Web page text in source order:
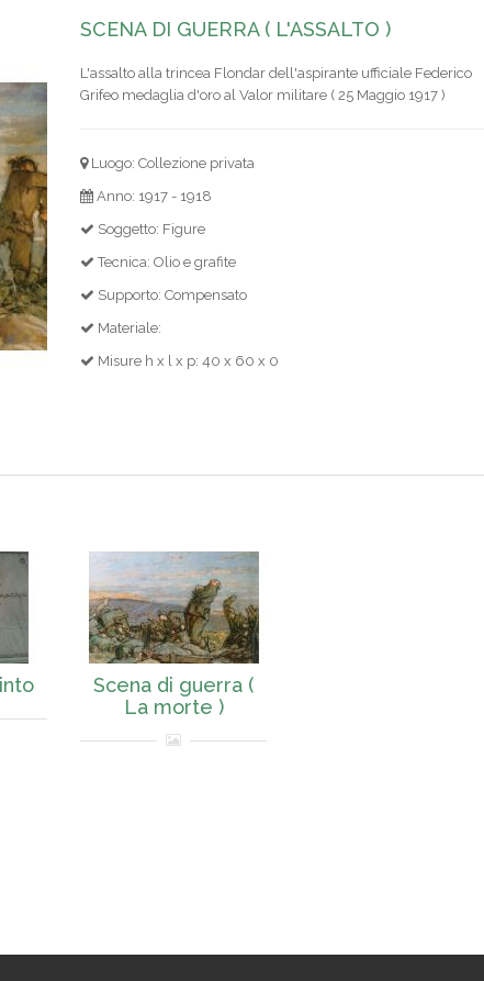
SCENA DI GUERRA ( L'ASSALTO )
L'assalto alla trincea Flondar dell'aspirante ufficiale Federico
Grifeo medaglia d'oro al Valor militare ( 25 Maggio 1917 )
Luogo: Collezione privata
Anno: 1917 - 1918
Soggetto: Figure
Tecnica: Olio e grafite
Supporto: Compensato
Materiale:
Misure h x l x p: 40 x 60 x 0
Scena di guerra (
La morte )